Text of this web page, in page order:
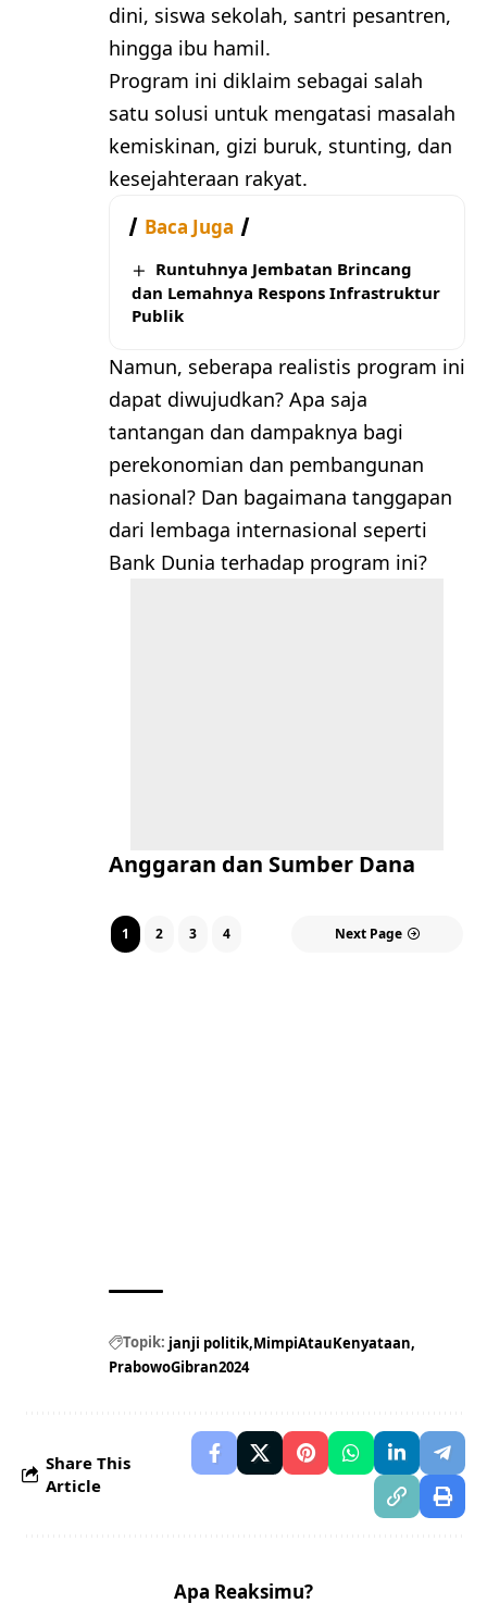
dini, siswa sekolah, santri pesantren,
hingga ibu hamil.
Program ini diklaim sebagai salah
satu solusi untuk mengatasi masalah
kemiskinan, gizi buruk, stunting, dan
kesejahteraan rakyat.
Baca Juga
Runtuhnya Jembatan Brincang
dan Lemahnya Respons Infrastruktur
Publik
Namun, seberapa realistis program ini
dapat diwujudkan? Apa saja
tantangan dan dampaknya bagi
perekonomian dan pembangunan
nasional? Dan bagaimana tanggapan
dari lembaga internasional seperti
Bank Dunia terhadap program ini?
Anggaran dan Sumber Dana
1 2 3 4 Next Page
Topik: janji politik MimpiAtauKenyataan
PrabowoGibran2024
Share This
Article
Apa Reaksimu?